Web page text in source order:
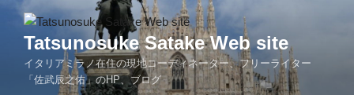
Tatsunosuke Satake Web site
イタリアミラノ在住の現地コーディネーター、フリーライター
「佐武辰之佑」のHP、ブログ